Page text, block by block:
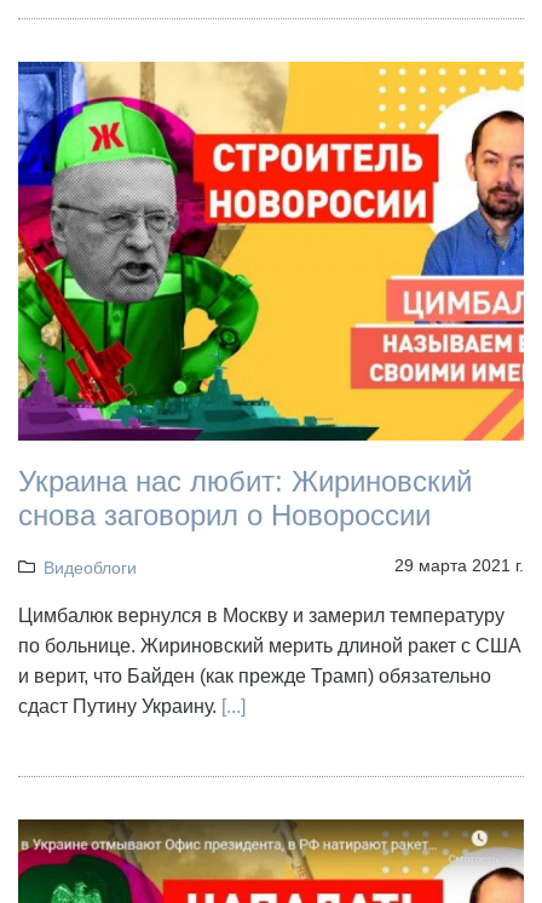
Украина нас любит: Жириновский
снова заговорил о Новороссии
Видеоблоги 29 марта 2021 г.
Цимбалюк вернулся в Москву и замерил температуру
по больнице. Жириновский мерить длиной ракет с США
и верит, что Байден (как прежде Трамп) обязательно
сдаст Путину Украину. [...]